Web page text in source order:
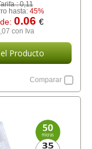
:0,11
hasta: 45%
0.06 €
con Iva
Producto
Comparar
Refresh, con efecto
ventilación
desde:18,56 €
Cartucho HP 304XL -
302XL Tricolor alta
37,87